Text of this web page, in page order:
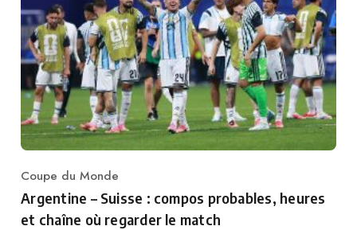
Category
Coupe du Monde
Argentine – Suisse : compos probables, heures
et chaîne où regarder le match